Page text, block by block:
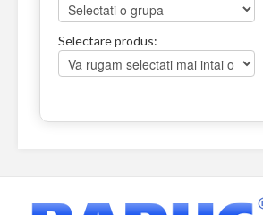
Selectare produs: